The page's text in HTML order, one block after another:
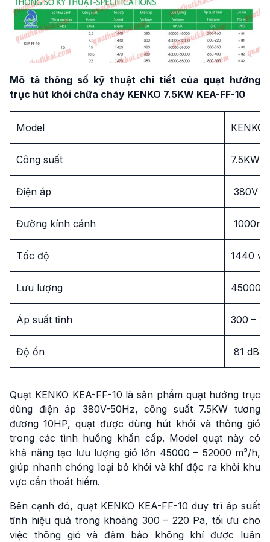
Mô tả thông số kỹ thuật chi tiết của quạt hướng
trục hút khói chữa cháy KENKO 7.5KW KEA-FF-10
Model KENKO
Công suất 7.5KW
Điện áp 380V –
Đường kính cánh
Tốc độ 1440 v/
Lưu lượng 45000
Áp suất tĩnh 300 –
Độ ồn 81 dB
Quạt KENKO KEA-FF-10 là sản phẩm quạt hướng trục
dùng điện áp 380V-50Hz, công suất 7.5KW tương
đương 10HP, quạt được dùng hút khói và thông gió
trong các tình huống khẩn cấp. Model quạt này có
khả năng tạo lưu lượng gió lớn 45000 – 52000 m³/h,
giúp nhanh chóng loại bỏ khói và khí độc ra khỏi khu
vực cần thoát hiểm.
Bên cạnh đó, quạt KENKO KEA-FF-10 duy trì áp suất
tĩnh hiệu quả trong khoảng 300 – 220 Pa, tối ưu cho
việc thông gió và đảm bảo không khí được luân